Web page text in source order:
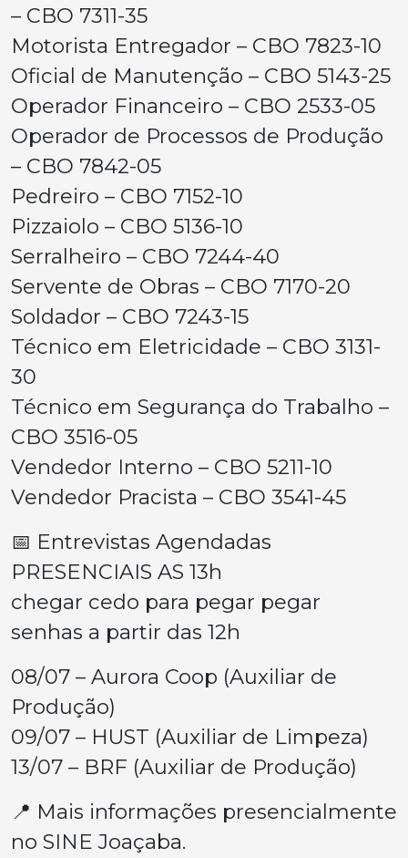
– CBO 7311-35
Motorista Entregador – CBO 7823-10
Oficial de Manutenção – CBO 5143-25
Operador Financeiro – CBO 2533-05
Operador de Processos de Produção
– CBO 7842-05
Pedreiro – CBO 7152-10
Pizzaiolo – CBO 5136-10
Serralheiro – CBO 7244-40
Servente de Obras – CBO 7170-20
Soldador – CBO 7243-15
Técnico em Eletricidade – CBO 3131-
30
Técnico em Segurança do Trabalho –
CBO 3516-05
Vendedor Interno – CBO 5211-10
Vendedor Pracista – CBO 3541-45
📅 Entrevistas Agendadas
PRESENCIAIS AS 13h
chegar cedo para pegar pegar
senhas a partir das 12h
08/07 – Aurora Coop (Auxiliar de
Produção)
09/07 – HUST (Auxiliar de Limpeza)
13/07 – BRF (Auxiliar de Produção)
📍 Mais informações presencialmente
no SINE Joaçaba.